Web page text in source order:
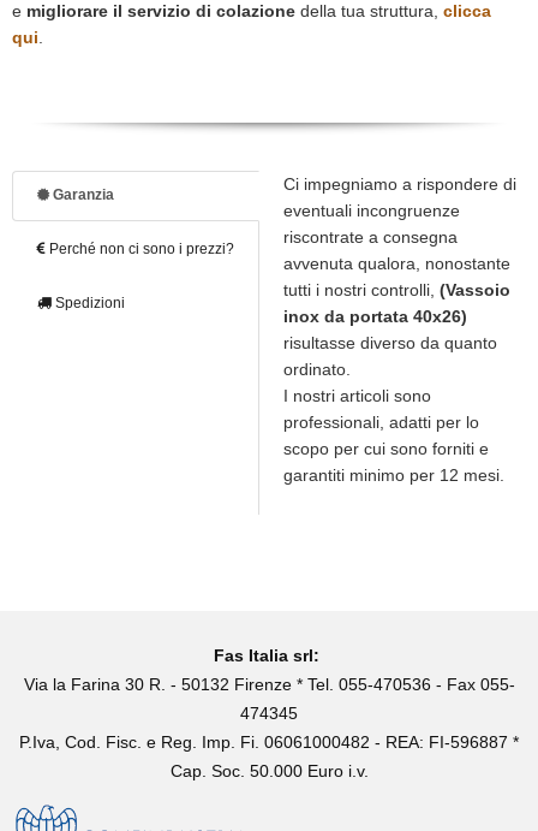
e migliorare il servizio di colazione della tua struttura, clicca
qui.
Garanzia
Perché non ci sono i prezzi?
Spedizioni
Ci impegniamo a rispondere di
eventuali incongruenze
riscontrate a consegna
avvenuta qualora, nonostante
tutti i nostri controlli, (Vassoio
inox da portata 40x26)
risultasse diverso da quanto
ordinato.
I nostri articoli sono
professionali, adatti per lo
scopo per cui sono forniti e
garantiti minimo per 12 mesi.
Fas Italia srl:
Via la Farina 30 R. - 50132 Firenze * Tel. 055-470536 - Fax 055-
474345
P.Iva, Cod. Fisc. e Reg. Imp. Fi. 06061000482 - REA: FI-596887 *
Cap. Soc. 50.000 Euro i.v.